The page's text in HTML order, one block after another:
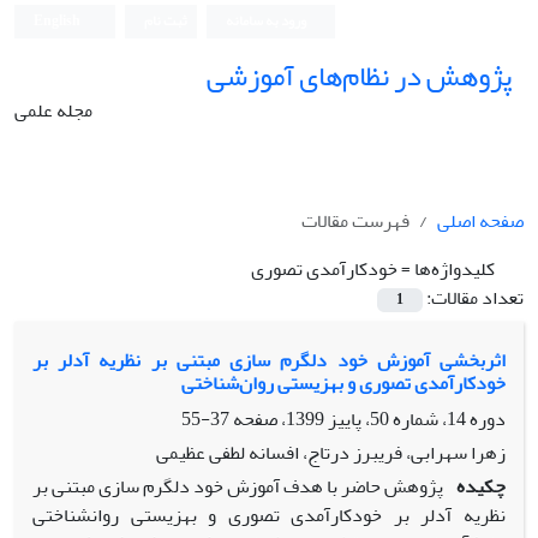
پژوهش در نظام‌های آموزشی
مجله علمی
صفحه اصلی
فهرست مقالات
کلیدواژه‌ها =خودکارآمدی تصوری
تعداد مقالات:
1
اثربخشی آموزش خود دلگرم سازی مبتنی بر نظریه آدلر بر
خودکارآمدی تصوری و بهزیستی روان‌شناختی
دوره 14، شماره 50، پاییز 1399، صفحه
37-55
زهرا سهرابی، فریبرز درتاج، افسانه لطفی عظیمی
چکیده پژوهش حاضر با هدف آموزش خود دلگرم‏ سازی مبتنی بر
نظریه آدلر بر خودکارآمدی تصوری و بهزیستی روان‏شناختی